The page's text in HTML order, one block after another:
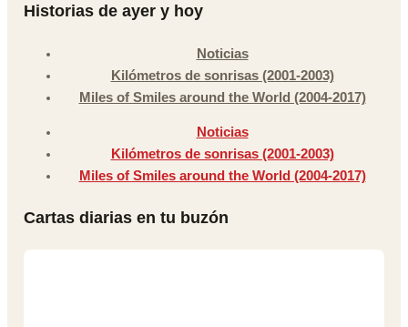
Historias de ayer y hoy
Noticias
Kilómetros de sonrisas (2001-2003)
Miles of Smiles around the World (2004-2017)
Noticias
Kilómetros de sonrisas (2001-2003)
Miles of Smiles around the World (2004-2017)
Cartas diarias en tu buzón